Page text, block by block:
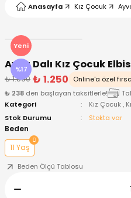
Anasayfa Kız Çocuk
Yeni
%17
Ayva Dalı Kız Çocuk
₺ 1.500 ₺ 1.250 Online'a özel
₺ 238 den başlayan taksitlerle!
Kategori
Kız Çocuk ,
Stok Durumu
Stokta var
Beden
11 Yaş
Beden Ölçü Tablosu
Giyim
Takımı
Bere ve Eldiven
Body
ve Patik
Body
ve Patik
Çıkışı ve Zıbın Seti
Takımı